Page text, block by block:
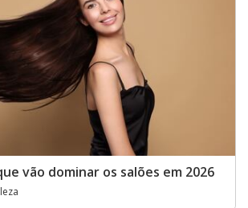
vão dominar os salões em 2026